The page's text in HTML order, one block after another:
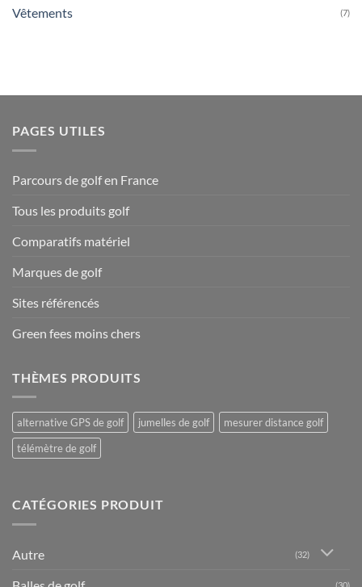
Vêtements (7)
PAGES UTILES
Parcours de golf en France
Tous les produits golf
Comparatifs matériel
Marques de golf
Sites référencés
Green fees moins chers
THÈMES PRODUITS
alternative GPS de golf jumelles de golf
mesurer distance golf
télémètre de golf
CATÉGORIES PRODUIT
Autre (32)